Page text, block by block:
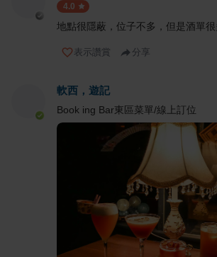
4.0
地點很隱蔽，位子不多，但是酒單很
表示讚賞 分享
軟西，遊記
Book ing Bar東區菜單/線上訂位